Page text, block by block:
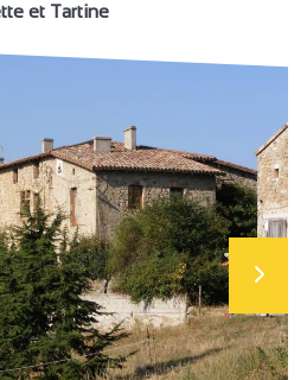
et Tartine